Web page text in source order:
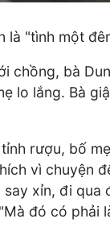
là "tình một
chồng, bà
lo lắng. Bà
tỉnh rượu, bố
vì chuyện
xỉn, đi qua
đó có phải